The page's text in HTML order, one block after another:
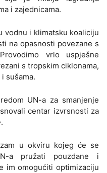
i zajednicama.
vodnu i klimatsku koaliciju
na opasnosti povezane s
vrlo uspješne
s tropskim ciklonama,
sušama.
UN-a za smanjenje
centar izvrsnosti za
u okviru kojeg će se
a pružati pouzdane i
im omogućiti optimizaciju